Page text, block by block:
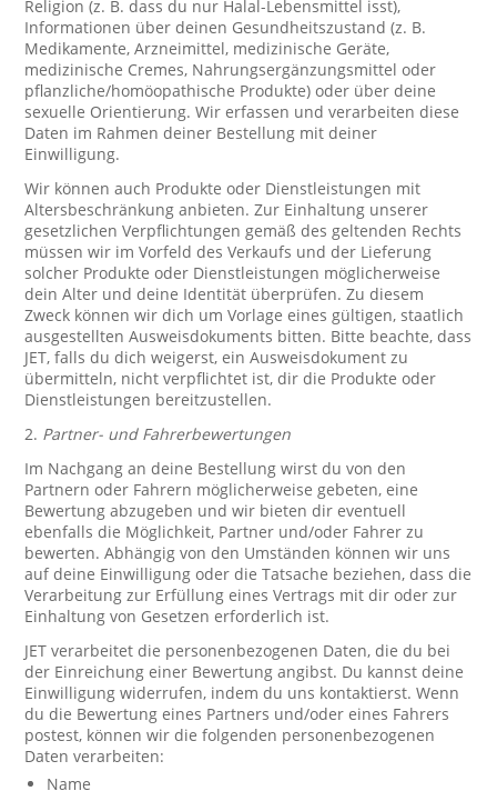
Religion (z. B. dass du nur Halal-Lebensmittel isst),
Informationen über deinen Gesundheitszustand (z. B.
Medikamente, Arzneimittel, medizinische Geräte,
medizinische Cremes, Nahrungsergänzungsmittel oder
pflanzliche/homöopathische Produkte) oder über deine
sexuelle Orientierung. Wir erfassen und verarbeiten diese
Daten im Rahmen deiner Bestellung mit deiner
Einwilligung.
Wir können auch Produkte oder Dienstleistungen mit
Altersbeschränkung anbieten. Zur Einhaltung unserer
gesetzlichen Verpflichtungen gemäß des geltenden Rechts
müssen wir im Vorfeld des Verkaufs und der Lieferung
solcher Produkte oder Dienstleistungen möglicherweise
dein Alter und deine Identität überprüfen. Zu diesem
Zweck können wir dich um Vorlage eines gültigen, staatlich
ausgestellten Ausweisdokuments bitten. Bitte beachte, dass
JET, falls du dich weigerst, ein Ausweisdokument zu
übermitteln, nicht verpflichtet ist, dir die Produkte oder
Dienstleistungen bereitzustellen.
2. Partner- und Fahrerbewertungen
Im Nachgang an deine Bestellung wirst du von den
Partnern oder Fahrern möglicherweise gebeten, eine
Bewertung abzugeben und wir bieten dir eventuell
ebenfalls die Möglichkeit, Partner und/oder Fahrer zu
bewerten. Abhängig von den Umständen können wir uns
auf deine Einwilligung oder die Tatsache beziehen, dass die
Verarbeitung zur Erfüllung eines Vertrags mit dir oder zur
Einhaltung von Gesetzen erforderlich ist.
JET verarbeitet die personenbezogenen Daten, die du bei
der Einreichung einer Bewertung angibst. Du kannst deine
Einwilligung widerrufen, indem du uns kontaktierst. Wenn
du die Bewertung eines Partners und/oder eines Fahrers
postest, können wir die folgenden personenbezogenen
Daten verarbeiten:
Name